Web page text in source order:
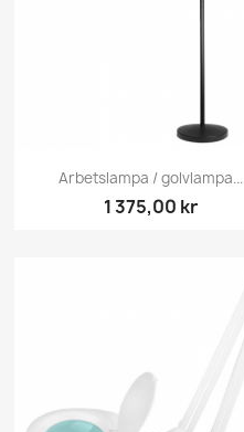
Snabbvy
Arbetslampa / golvlampa...
1 375,00 kr